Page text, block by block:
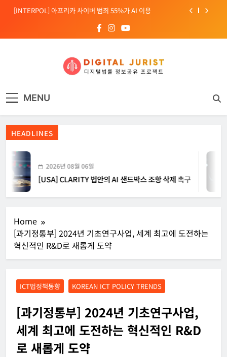
Skip[INTERPOL] 아프리카 사이버 범죄 55%가 AI 이용
[소청백의 노동&사람] 삼성SDS 노동조합 설립을 바라보며
[USA] CLARITY 법안의 AI 샌드박스 조항 삭제 촉구
[INTERPOL] 아프리카 사이버 범죄 55%가 AI 이용
[소청백의 노동&사람] 삼성SDS 노동조합 설립을 바라보며
MENU
HEADLINES
2026년 08월 06일
[USA] CLARITY 법안의 AI 샌드박스 조항 삭제 촉구
Home
[과기정통부] 2024년 기초연구사업, 세계 최고에 도전하는
혁신적인 R&D로 새롭게 도약
ICT법정책동향 KOREAN ICT POLICY TRENDS
[과기정통부] 2024년 기초연구사업,
세계 최고에 도전하는 혁신적인 R&D
로 새롭게 도약